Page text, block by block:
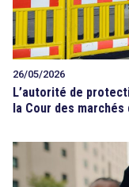
26/05/2026
L’autorité de
la Cour des